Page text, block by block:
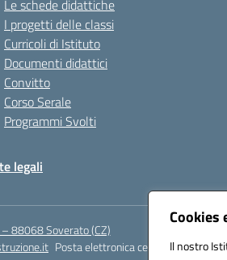
Il nostro
Le schede didattiche
I progetti delle classi
Curricoli di Istituto
Documenti didattici
Convitto
Corso Serale
Programmi Svolti
legali
88068 Soverato (CZ)
Posta elettronica certificata (PEC):